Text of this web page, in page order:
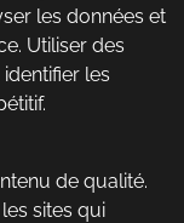
les données et
Utiliser des
les
de qualité.
sites qui